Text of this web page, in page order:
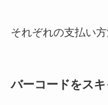
それぞれの支払い方
バーコードをス